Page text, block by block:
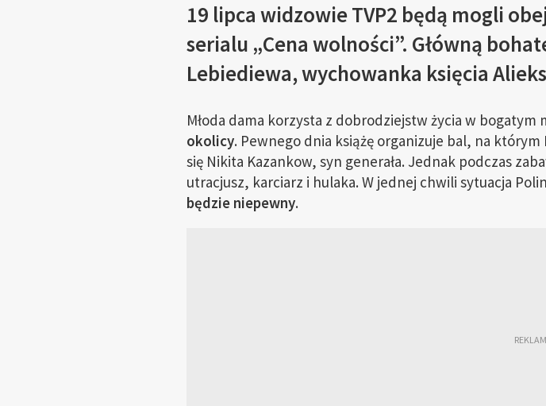
19 lipca widzowie TVP2 będą mogli
serialu „Cena wolności”. Główną
Lebiediewa, wychowanka księcia
Młoda dama korzysta z dobrodziejstw życia w bogatym
okolicy. Pewnego dnia książę organizuje bal, na którym
się Nikita Kazankow, syn generała. Jednak podczas
utracjusz, karciarz i hulaka. W jednej chwili sytuacja
będzie niepewny.